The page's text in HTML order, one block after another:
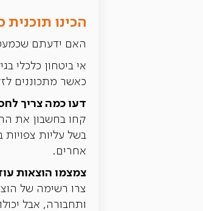
הכינו תוכנית
האם ידעתם
אי ביטחון כלכלי
כאשר מתכוננים
דעו כמה צריך
קחו בחשבון את
בשל עליות
אחרים.
צמצמו הוצאות
צרו רשימה של
ותחבורה, אבל